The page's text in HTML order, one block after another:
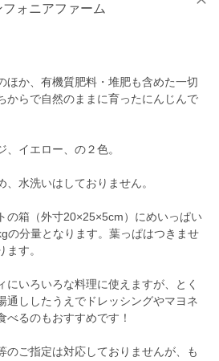
ォニアファーム
ほか、有機質肥料・堆肥も含めた一切
からで自然のままに育ったにんじんで
イエロー、の２色。
水洗いはしておりません。
の箱（外寸20×25×5cm）にめいっぱい
の分量となります。葉っぱはつきませ
す。
にいろいろな料理に使えますが、とく
通ししたうえでドレッシングやマヨネ
べるのもおすすめです！
ご指定は対応しておりませんが、も